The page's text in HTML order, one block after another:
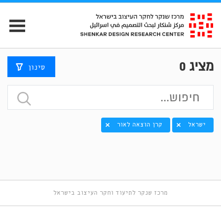
מציג 0 סינון
ישראל קרן הוצאה לאור
מרכז שנקר לתיעוד וחקר העיצוב בישראל